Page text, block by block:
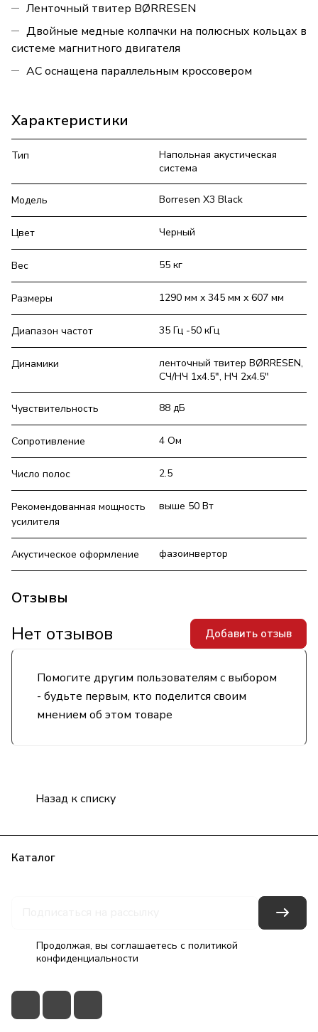
Ленточный твитер BØRRESEN
Двойные медные колпачки на полюсных кольцах в
системе магнитного двигателя
АС оснащена параллельным кроссовером
Характеристики
Тип
Напольная акустическая
система
Модель Borresen X3 Black
Цвет Черный
Вес 55 кг
Размеры 1290 мм х 345 мм х 607 мм
Диапазон частот 35 Гц -50 кГц
Динамики
ленточный твитер BØRRESEN,
СЧ/НЧ 1x4.5", НЧ 2x4.5"
Чувствительность 88 дБ
Сопротивление 4 Ом
Число полос 2.5
Рекомендованная мощность
усилителя
выше 50 Вт
Акустическое оформление фазоинвертор
Отзывы
Помогите другим пользователям с выбором
- будьте первым, кто поделится своим
мнением об этом товаре
Нет отзывов Добавить отзыв
Назад к списку
Каталог
Продолжая, вы соглашаетесь с политикой
конфиденциальности